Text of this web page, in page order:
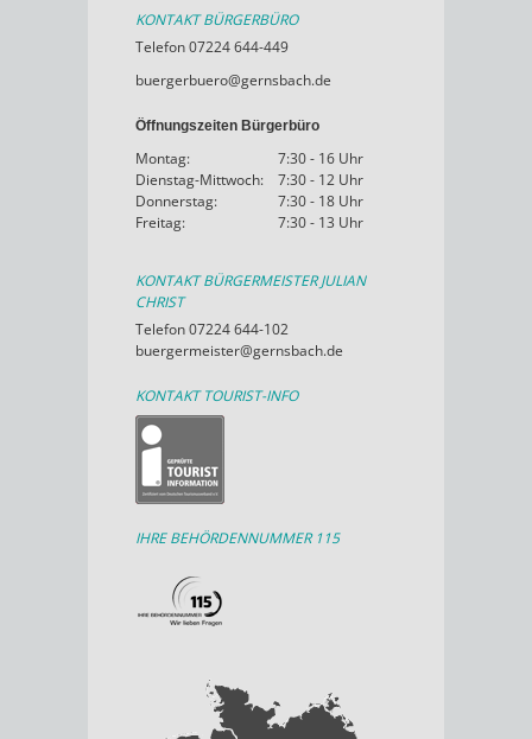
KONTAKT BÜRGERBÜRO
Telefon 07224 644-449
buergerbuero@gernsbach.de
Öffnungszeiten Bürgerbüro
Montag:
7:30 - 16 Uhr
Dienstag-Mittwoch:
7:30 - 12 Uhr
Donnerstag:
7:30 - 18 Uhr
Freitag:
7:30 - 13 Uhr
KONTAKT BÜRGERMEISTER JULIAN
CHRIST
Telefon 07224 644-102
buergermeister@gernsbach.de
KONTAKT TOURIST-INFO
IHRE BEHÖRDENNUMMER 115